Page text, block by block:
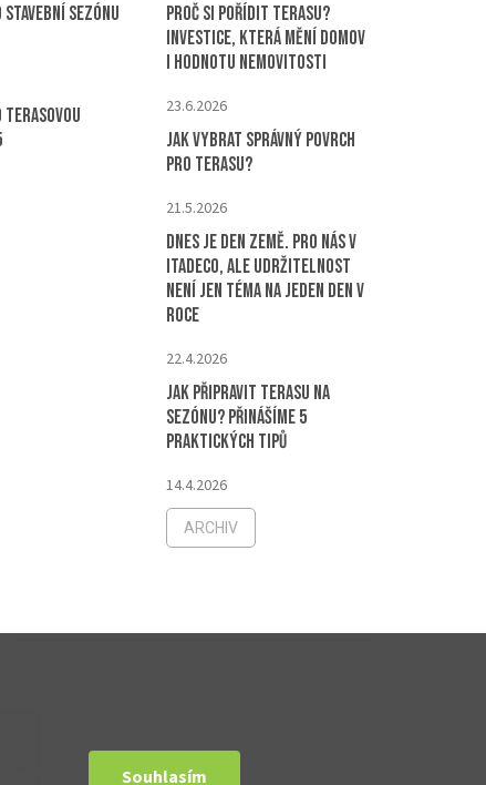
Souhlasím
sezónu
terasovou
Proč si pořídit terasu?
Investice, která mění domov
i hodnotu nemovitosti
23.6.2026
Jak vybrat správný povrch
pro terasu?
21.5.2026
Dnes je Den Země. Pro nás v
ITADECO, ale udržitelnost
není jen téma na jeden den v
roce
22.4.2026
Jak připravit terasu na
sezónu? Přinášíme 5
praktických tipů
14.4.2026
ARCHIV